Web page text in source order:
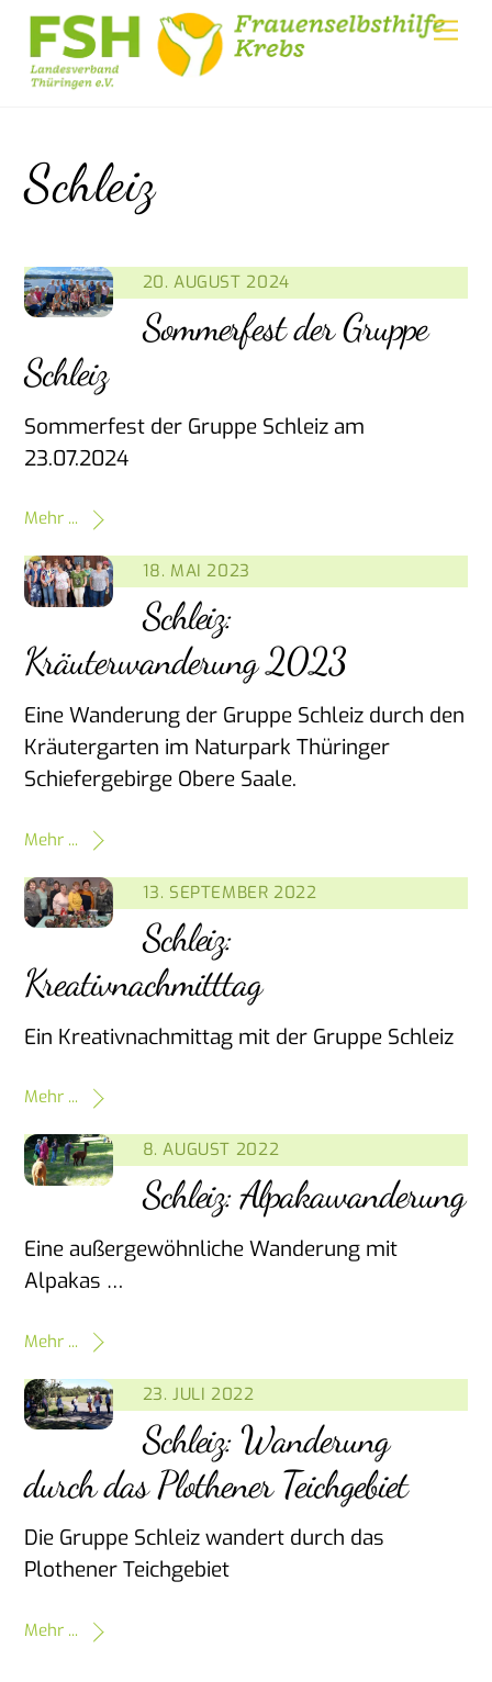
Skip
content
Schleiz
20. AUGUST 2024
Sommerfest der Gruppe
Schleiz
Sommerfest der Gruppe Schleiz am
23.07.2024
Mehr ...
18. MAI 2023
Schleiz:
Kräuterwanderung 2023
Eine Wanderung der Gruppe Schleiz durch den
Kräutergarten im Naturpark Thüringer
Schiefergebirge Obere Saale.
Mehr ...
13. SEPTEMBER 2022
Schleiz:
Kreativnachmitttag
Ein Kreativnachmittag mit der Gruppe Schleiz
Mehr ...
8. AUGUST 2022
Schleiz: Alpakawanderung
Eine außergewöhnliche Wanderung mit
Alpakas …
Mehr ...
23. JULI 2022
Schleiz: Wanderung
durch das Plothener Teichgebiet
Die Gruppe Schleiz wandert durch das
Plothener Teichgebiet
Mehr ...